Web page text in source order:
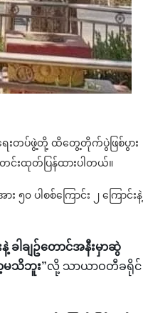
ေးတပ်ဖွဲ့တို့ ထိတွေ့တိုက်ပွဲဖြစ်ပွား
င်းထုတ်ပြန်ထားပါတယ်။
ပါစစ်ကြောင်း ၂ ကြောင်းနဲ့
ါချဥ်တောင်အနီးမှာဆွဲ
သိဘူး”လို့ သာယာဝတီခရိုင်